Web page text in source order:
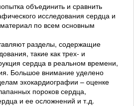
объединить и сравнить
исследования сердца и
по всем основным
разделы, содержащие
такие как трех- и
сердца в реальном времени,
Большое внимание уделено
эхокардиографии – оценке
пороков сердца,
и ее осложнений и т.д.